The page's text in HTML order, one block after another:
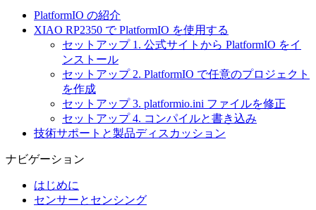
PlatformIO の紹介
XIAO RP2350 で PlatformIO を使用する
セットアップ 1. 公式サイトから PlatformIO をイ
ンストール
セットアップ 2. PlatformIO で任意のプロジェクト
を作成
セットアップ 3. platformio.ini ファイルを修正
セットアップ 4. コンパイルと書き込み
技術サポートと製品ディスカッション
ナビゲーション
はじめに
センサーとセンシング